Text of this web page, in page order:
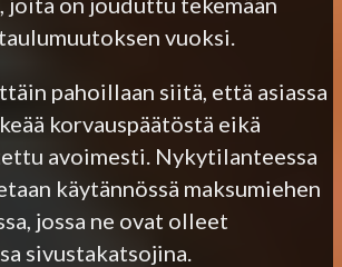
vuoksi.
pahoillaan siitä, että asiassa
korvauspäätöstä eikä
avoimesti. Nykytilanteessa
käytännössä maksumiehen
jossa ne ovat olleet
sivustakatsojina.